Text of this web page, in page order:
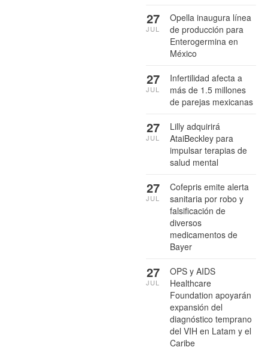
Opella inaugura línea
de producción para
Enterogermina en
México
27
JUL
Infertilidad afecta a
más de 1.5 millones
de parejas mexicanas
27
JUL
Lilly adquirirá
AtaiBeckley para
impulsar terapias de
salud mental
27
JUL
Cofepris emite alerta
sanitaria por robo y
falsificación de
diversos
medicamentos de
Bayer
27
JUL
OPS y AIDS
Healthcare
Foundation apoyarán
expansión del
diagnóstico temprano
del VIH en Latam y el
Caribe
27
JUL